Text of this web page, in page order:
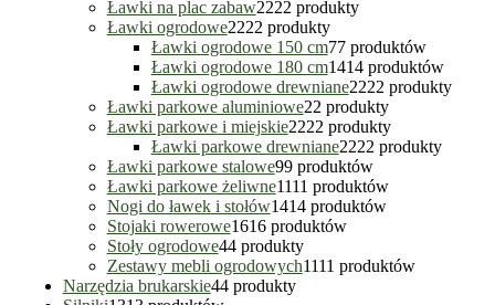
Ławki na plac zabaw2222 produkty
Ławki ogrodowe2222 produkty
Ławki ogrodowe 150 cm77 produktów
Ławki ogrodowe 180 cm1414 produktów
Ławki ogrodowe drewniane2222 produkty
Ławki parkowe aluminiowe22 produkty
Ławki parkowe i miejskie2222 produkty
Ławki parkowe drewniane2222 produkty
Ławki parkowe stalowe99 produktów
Ławki parkowe żeliwne1111 produktów
Nogi do ławek i stołów1414 produktów
Stojaki rowerowe1616 produktów
Stoły ogrodowe44 produkty
Zestawy mebli ogrodowych1111 produktów
Narzędzia brukarskie44 produkty